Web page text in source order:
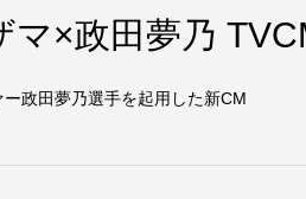
マ×政田夢乃
政田夢乃選手を起用した新CM